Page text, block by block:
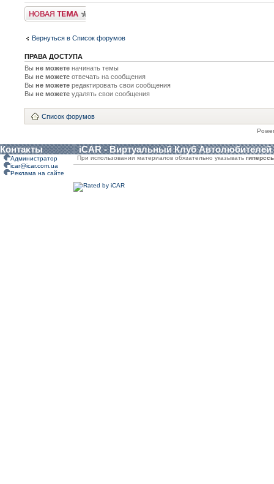
Новая тема
Вернуться в Список форумов
ПРАВА ДОСТУПА
Вы не можете начинать темы
Вы не можете отвечать на сообщения
Вы не можете редактировать свои сообщения
Вы не можете удалять свои сообщения
Список форумов
Контакты iCAR - Виртуальный Клуб Автолюбителей
Администратор
icar@icar.com.ua
Реклама на сайте
При использовании материалов обязательно указывать